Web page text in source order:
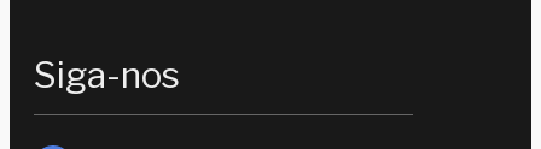
Siga-nos